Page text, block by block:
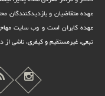
عهده متقاضیان و بازدیدکنندگان
عهده کابران است و وب سایت
تبعى، غیرمستقیم و کیفرى، ناشى